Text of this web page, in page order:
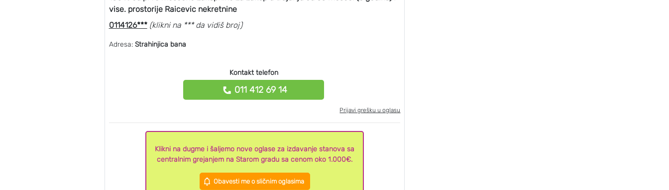
vise. prostorije Raicevic nekretnine
0114126*** (klikni na *** da vidiš broj)
Adresa: Strahinjica bana
Kontakt telefon
011 412 69 14
Prijavi grešku u oglasu
Klikni na dugme i šaljemo nove oglase za izdavanje stanova sa
centralnim grejanjem na Starom gradu sa cenom oko 1.000€.
Obavesti me o sličnim oglasima